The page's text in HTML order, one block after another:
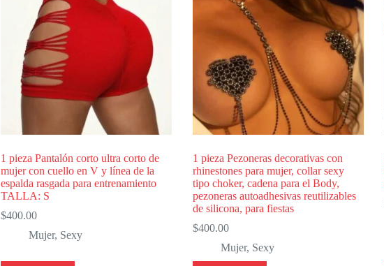
1 pieza Pantalón corto ultra corto de
mujer con cuello en V y línea de la
espalda rasgada para entrenamiento
TALLA: S
$400.00
Mujer, Sexy
1 pieza Pezoneras decorativas con
rhinestones para mujer, collar sexy
tipo choker, cadena para el Body,
pezoneras autoadhesivas reutilizables
de silicona, para fiestas
$400.00
Mujer, Sexy